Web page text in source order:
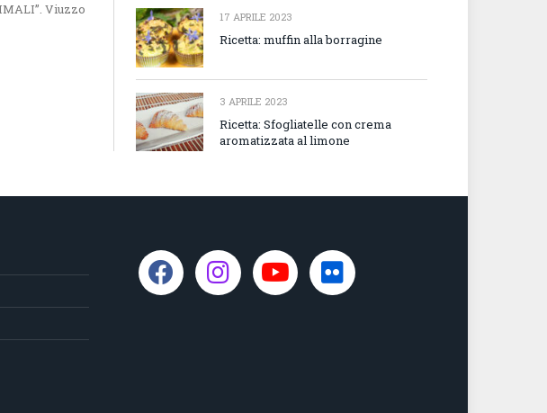
Viuzzo
17 APRILE 2023
Ricetta: muffin alla borragine
3 APRILE 2023
Ricetta: Sfogliatelle con crema
aromatizzata al limone